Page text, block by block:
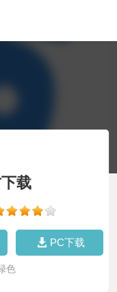
载
PC下载
色